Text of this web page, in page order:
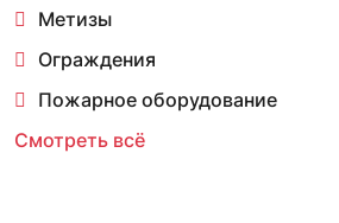
Метизы
Ограждения
Пожарное оборудование
Смотреть всё